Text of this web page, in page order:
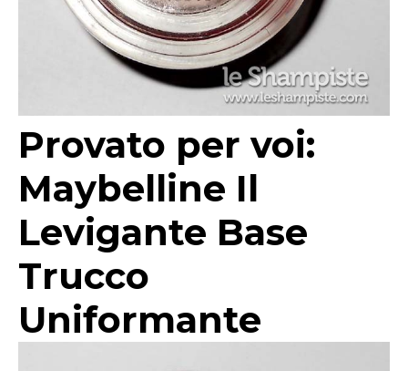
Provato per voi:
Maybelline Il
Levigante Base
Trucco
Uniformante